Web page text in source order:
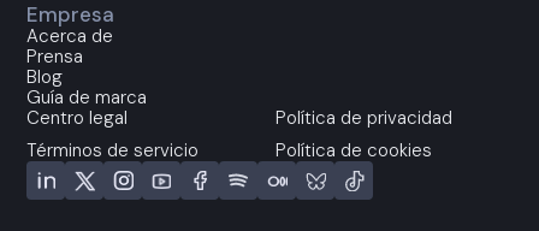
Empresa
Acerca de
Prensa
Blog
Guía de marca
Centro legal
Política de privacidad
Términos de servicio
Política de cookies